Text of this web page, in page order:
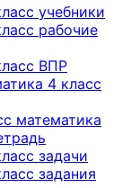
учебники
рабочие
ВПР
4 класс
математика
задачи
задания